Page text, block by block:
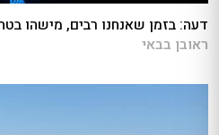
דעה: בזמן שאנחנו רבים, מישהו
ראובן בבאי